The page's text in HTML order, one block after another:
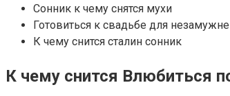
Сонник к чему снятся мухи
Готовиться к свадьбе для
К чему снится сталин сонник
К чему снится Влюбиться